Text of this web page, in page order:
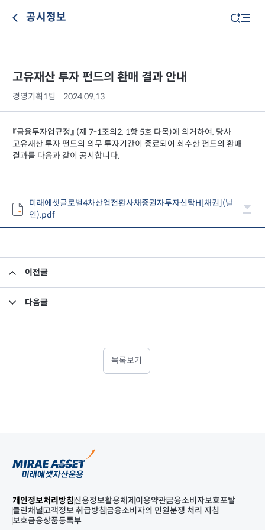
공시정보
고유재산 투자 펀드의 환매 결과 안내
경영기획1팀 2024.09.13
『금융투자업규정』 (제 7-1조의2, 1항 5호 다목)에 의거하여, 당사
고유재산 투자 펀드의 의무 투자기간이 종료되어 회수한 펀드의 환매
결과를 다음과 같이 공시합니다.
미래에셋글로벌4차산업전환사채증권자투자신탁H[채권](날
인).pdf
이전글
다음글
목록보기
개인정보처리방침신용정보활용체제 이용약관금융소비자보호포탈
클린채널고객정보 취급방침금융소비자의 민원분쟁 처리 지침
보호금융상품등록부